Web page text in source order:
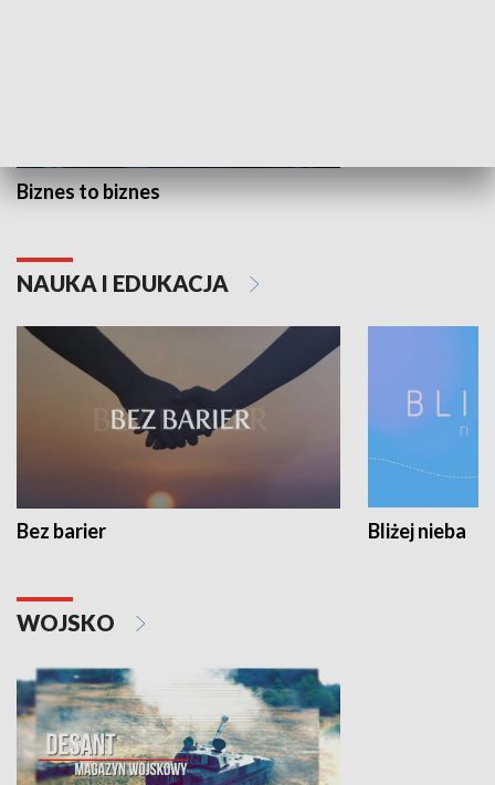
Biznes to biznes
NAUKA I EDUKACJA
Bez barier Bliżej nieba
WOJSKO